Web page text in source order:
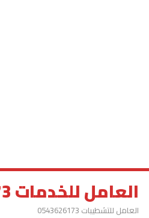
العامل للخدمات 0543626173
العامل للتشطيبات 0543626173